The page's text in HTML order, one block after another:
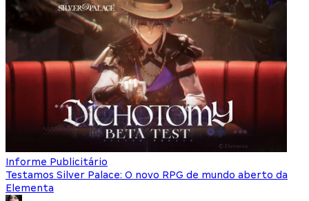
Informe Publicitário
Testamos Silver Palace: O novo RPG de mundo aberto da
Elementa